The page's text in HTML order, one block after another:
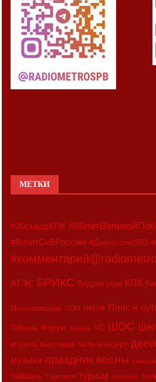
МЕТКИ
#20съездКПК
#ВизитСиВРоссию #Двесессии2023
#комментарий@radiometro
АТЭС БРИКС Бодрое утро КПК
Минкоммерции ООН ПМЭФ Пояс и
Тайвань Форум Харбин ЧС ШОС
встреча выставка гала-концерт
музыка праздник весны
тайвань торговля туризм экология